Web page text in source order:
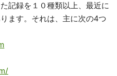
記録を１０種類以上、最近に
ます。それは、主に次の4つ